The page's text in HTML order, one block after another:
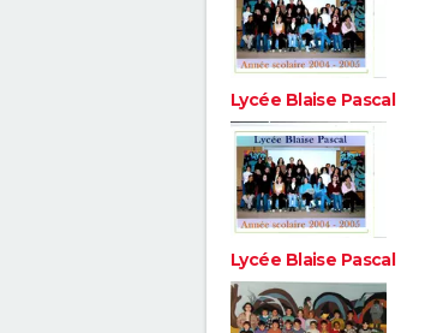
Lycée Blaise Pascal
Lycée Blaise Pascal